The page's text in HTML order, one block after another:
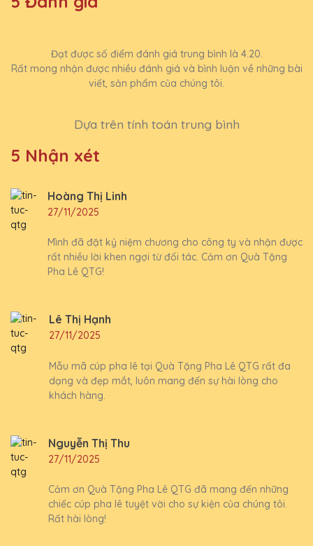
Đạt được số điểm đánh giá trung bình là 4.20.
Rất mong nhận được nhiều đánh giá và bình luận về những bài
viết, sản phẩm của chúng tôi.
Dựa trên tính toán trung bình
5 Nhận xét
Hoàng Thị Linh
27/11/2025
Mình đã đặt kỷ niệm chương cho công ty và nhận được
rất nhiều lời khen ngợi từ đối tác. Cảm ơn Quà Tặng
Pha Lê QTG!
Lê Thị Hạnh
27/11/2025
Mẫu mã cúp pha lê tại Quà Tặng Pha Lê QTG rất đa
dạng và đẹp mắt, luôn mang đến sự hài lòng cho
khách hàng.
Nguyễn Thị Thu
27/11/2025
Cảm ơn Quà Tặng Pha Lê QTG đã mang đến những
chiếc cúp pha lê tuyệt vời cho sự kiện của chúng tôi.
Rất hài lòng!